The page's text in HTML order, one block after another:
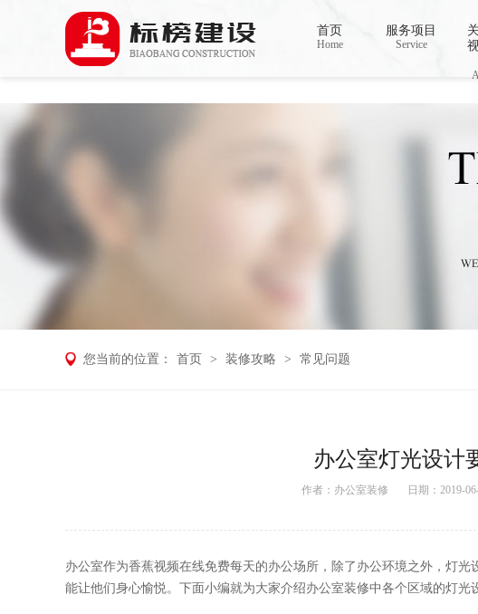
香蕉视频在线免费,香蕉视频导航,黄色香蕉视频下
首页
Home
服务项目
Service
您当前的位置： 首页 > 装修攻略 > 常见问题
办公室灯光设计要
作者： 办公室装修 日期：2019-
办公室作为香蕉视频在线免费每天的办公场所，除了办公环境之外，
能让他们身心愉悦。下面小编就为大家介绍办公室装修中各个区域的灯光设计